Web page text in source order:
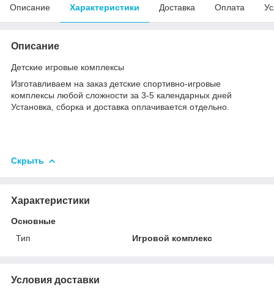
Описание Характеристики Доставка Оплата
Описание
Детские игровые комплексы
Изготавливаем на заказ детские спортивно-игровые
комплексы любой сложности за 3-5 календарных дней
Установка, сборка и доставка оплачивается отдельно.
Скрыть
Характеристики
Основные
Тип
Игровой комплекс
Условия доставки